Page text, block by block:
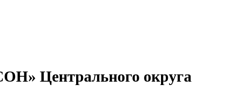
Центрального округа